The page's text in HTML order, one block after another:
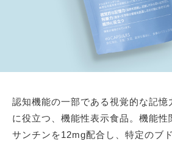
認知機能の一部である視覚的な記憶
に役立つ、機能性表示食品。機能性
サンチンを12mg配合し、特定のブ